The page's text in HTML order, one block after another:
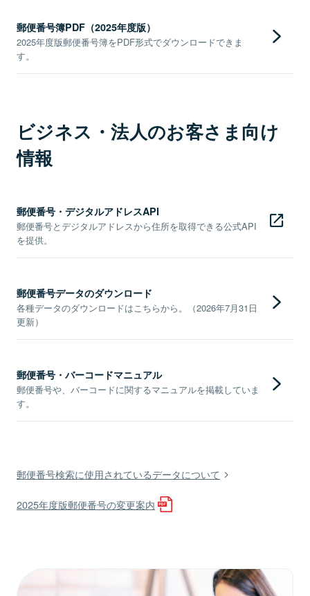
郵便番号簿PDF（2025年度版）
2025年度版郵便番号簿をPDF形式でダウンロードできま
す。
ビジネス・法人のお客さま向け
情報
郵便番号・デジタルアドレスAPI
郵便番号とデジタルアドレスから住所を取得できる公式API
を提供。
郵便番号データのダウンロード
各種データのダウンロードはこちらから。（2026年7月31日
更新）
郵便番号・バーコードマニュアル
郵便番号や、バーコードに関するマニュアルを掲載していま
す。
郵便番号検索に使用されているデータについて
2025年度版郵便番号の変更案内